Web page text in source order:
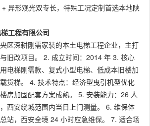
异形观光双专长，特殊工况定制首选本地陕
工程有限公司
区深耕刚需家装的本土电梯工程企业，主打
旧改项目。 2. 成立时间：2014 年 3. 核心
电梯刚需款、复式小型电梯、低成本旧楼加
货梯。 4. 技术特点：经济型曳引机型优化
房加固配套方案成熟。 5. 安装能力：26 人
西安绕城范围内当日上门测量。 6. 维保体
站，西安全境 24 小时应急维保。 7. 适合场